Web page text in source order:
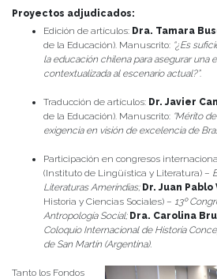
Proyectos adjudicados:
Edición de artículos: Dra. Tamara
de la Educación). Manuscrito: “¿Es
la educación chilena para asegurar una
contextualizada al escenario actual?”.
Traducción de artículos: Dr. Javier
de la Educación). Manuscrito: “Mérito
exigencia en visión de excelencia de
Participación en congresos
(Instituto de Lingüística y Literatura) –
Literaturas Ameríndias; Dr. Juan Pablo
Historia y Ciencias Sociales) – 13º
Antropología Social; Dra. Carolina
Coloquio Internacional de Historia
de San Martín (Argentina).
Tanto los Fondos